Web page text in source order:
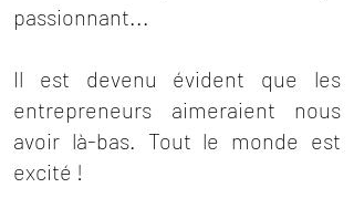
passionnant...
Il est devenu évident que les
entrepreneurs aimeraient nous
avoir là-bas. Tout le monde est
excité !